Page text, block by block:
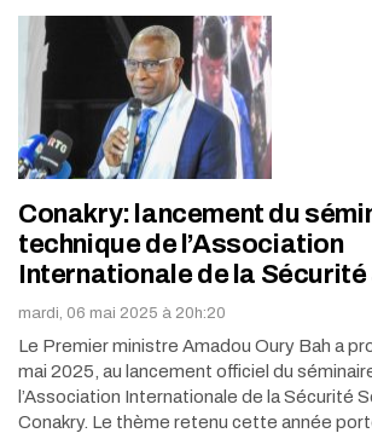
Conakry: lancement du
technique de l’Association
Internationale de la
mardi, 06 mai 2025 à 20h:20
Le Premier ministre Amadou Oury Bah a
mai 2025, au lancement officiel du
l’Association Internationale de la Sécurité
Conakry. Le thème retenu cette année